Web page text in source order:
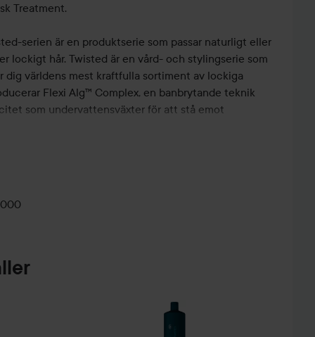
Treatment.
serien är en produktserie som passar naturligt eller
lockigt hår. Twisted är en vård- och stylingserie som
dig världens mest kraftfulla sortiment av lockiga
Flexi Alg™ Complex, en banbrytande teknik
som undervattensväxter för att stå emot
Elastic Shampoo jämnt i vått hår.
och Curl Magnifier Cream för bästa resultat.